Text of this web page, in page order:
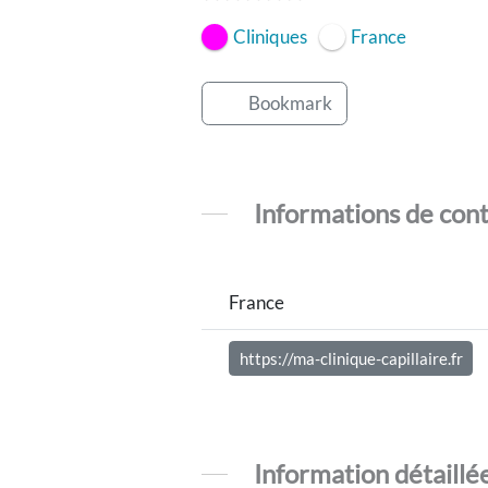
Cliniques France
Bookmark
Informations de
France
https://ma-clinique-capillaire.fr
Information